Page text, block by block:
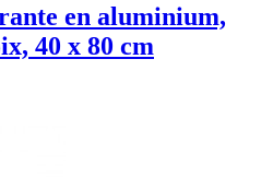
en aluminium,
40 x 80 cm